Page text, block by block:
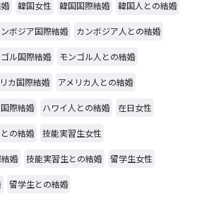
韓国女性 韓国国際結婚 韓国人との結婚
ボジア国際結婚 カンボジア人との結婚
ル国際結婚 モンゴル人との結婚
カ国際結婚 アメリカ人との結婚
際結婚 ハワイ人との結婚 在日女性
の結婚 技能実習生女性
婚 技能実習生との結婚 留学生女性
留学生との結婚